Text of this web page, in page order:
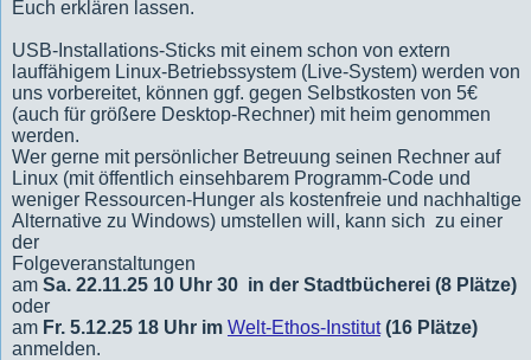
Euch erklären lassen.
USB-Installations-Sticks mit einem schon von extern
lauffähigem Linux-Betriebssystem (Live-System) werden von
uns vorbereitet, können ggf. gegen Selbstkosten von 5€
(auch für größere Desktop-Rechner) mit heim genommen
werden.
Wer gerne mit persönlicher Betreuung seinen Rechner auf
Linux (mit öffentlich einsehbarem Programm-Code und
weniger Ressourcen-Hunger als kostenfreie und nachhaltige
Alternative zu Windows) umstellen will, kann sich zu einer
der
Folgeveranstaltungen
am Sa. 22.11.25 10 Uhr 30 in der Stadtbücherei (8 Plätze)
oder
am Fr. 5.12.25 18 Uhr im Welt-Ethos-Institut(16 Plätze)
anmelden.